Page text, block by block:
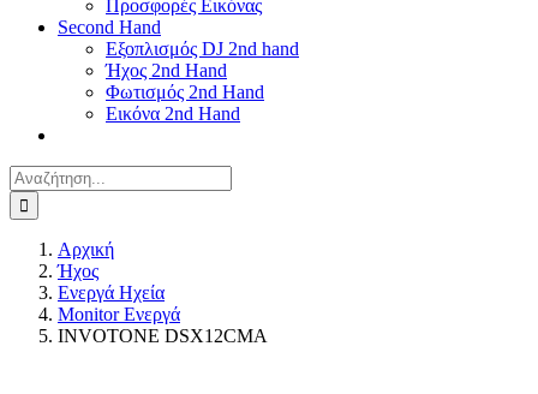
Προσφορές Εικόνας
Second Hand
Εξοπλισμός DJ 2nd hand
Ήχος 2nd Hand
Φωτισμός 2nd Hand
Εικόνα 2nd Hand
Αναζήτηση
για:
Αρχική
Ήχος
Ενεργά Ηχεία
Monitor Ενεργά
INVOTONE DSX12CMA